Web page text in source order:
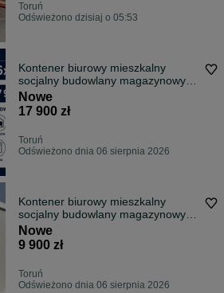
Toruń
Odświeżono dzisiaj o 05:53
Kontener biurowy mieszkalny
socjalny budowlany magazynowy
6x6 m
Nowe
17 900 zł
Toruń
Odświeżono dnia 06 sierpnia 2026
Kontener biurowy mieszkalny
socjalny budowlany magazynowy
6x3 m
Nowe
9 900 zł
Toruń
Odświeżono dnia 06 sierpnia 2026